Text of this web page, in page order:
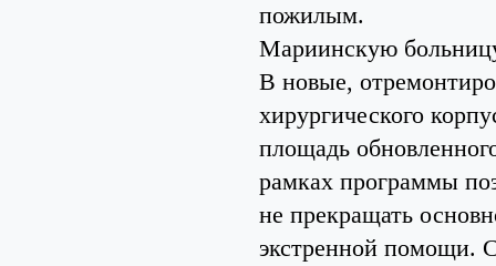
пожилым.
Мариинскую
В новые,
хирургического
площадь
рамках программы
не прекращать
экстренной помощи.